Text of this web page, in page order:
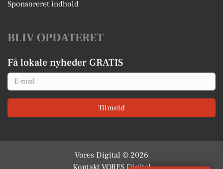
Sponsoreret indhold
BLIV OPDATERET
Få lokale nyheder GRATIS
Email
Tilmeld
Vores Digital © 2026
Kontakt VORES Digital